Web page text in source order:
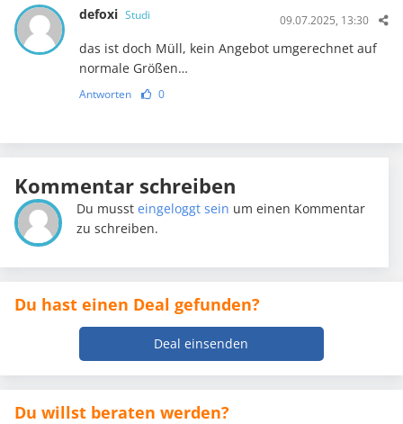
defoxi Studi 09.07.2025, 13:30
das ist doch Müll, kein Angebot umgerechnet auf
normale Größen…
Antworten 0
Kommentar schreiben
Du mussteingeloggt sein um einen Kommentar
zu schreiben.
Du hast einen Deal gefunden?
Deal einsenden
Du willst beraten werden?